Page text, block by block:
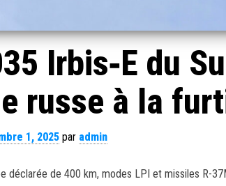
Irbis‑E du
russe à la
1, 2025 par admin
déclarée de 400 km, modes LPI et missiles R-